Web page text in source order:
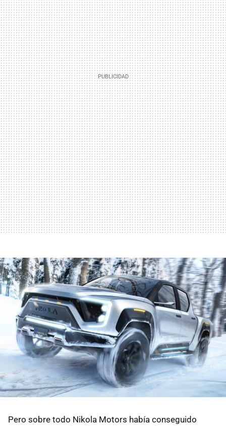
Pero sobre todo Nikola Motors había conseguido